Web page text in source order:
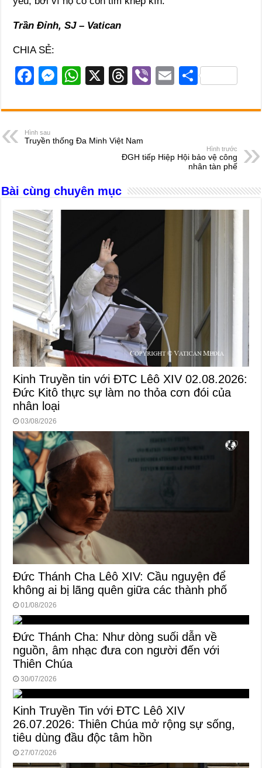
Trần Đỉnh, SJ – Vatican
CHIA SẺ:
F
c
e
b
o
k
M
ss
e
n
er
W
at
A
p
X
T
e
d
Vi
er
E
ail
S
ar
Hình sau
Truyền thống Đa Minh Việt Nam
Hình trước
ĐGH tiếp Hiệp Hội bảo vệ công
nhân tàn phế
Bài cùng chuyên mục
Kinh Truyền tin với ĐTC Lêô XIV 02.08.2026:
Đức Kitô thực sự làm no thỏa cơn đói của
nhân loại
03/08/2026
Đức Thánh Cha Lêô XIV: Cầu nguyện để
không ai bị lãng quên giữa các thành phố
01/08/2026
Đức Thánh Cha: Như dòng suối dẫn về
nguồn, âm nhạc đưa con người đến với
Thiên Chúa
30/07/2026
Kinh Truyền Tin với ĐTC Lêô XIV
26.07.2026: Thiên Chúa mở rộng sự sống,
tiêu dùng đầu độc tâm hồn
27/07/2026